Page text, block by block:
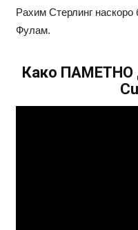
Рахим Стерлинг
Фулам.
Како ПАМЕТНО